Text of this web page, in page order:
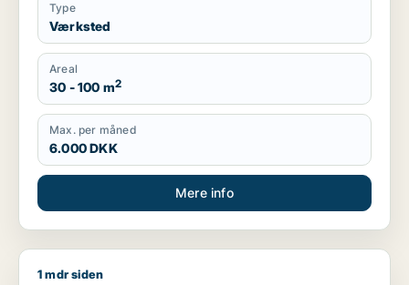
Type
Værksted
Areal
30 - 100 m2
Max. per måned
6.000 DKK
Mere info
Jean søger lager, værksted eller garage til leje i København
1 mdr siden